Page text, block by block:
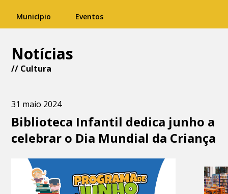
Município Eventos
Notícias
// Cultura
31 maio 2024
Biblioteca Infantil dedica junho a
celebrar o Dia Mundial da Criança